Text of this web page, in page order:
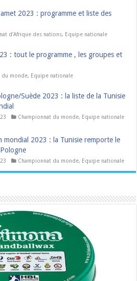
2023 : programme et liste des
d'Afrique des nations, Equipe nationale
: tout le programme , les groupes et
du monde, Equipe nationale
Suède 2023 : la liste de la Tunisie
Championnat du monde, Equipe nationale
mondial 2023 : la Tunisie remporte le
Championnat du monde, Equipe nationale